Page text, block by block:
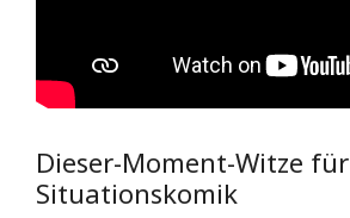
Dieser-Moment-Witze für
Situationskomik